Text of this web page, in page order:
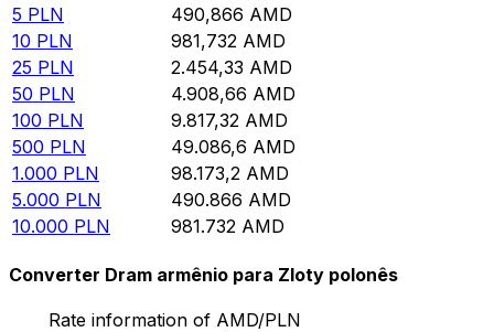
5 PLN 490,866 AMD
10 PLN 981,732 AMD
25 PLN 2.454,33 AMD
50 PLN 4.908,66 AMD
100 PLN 9.817,32 AMD
500 PLN 49.086,6 AMD
1.000 PLN 98.173,2 AMD
5.000 PLN 490.866 AMD
10.000 PLN 981.732 AMD
Converter Dram armênio para Zloty polonês
Rate information of AMD/PLN